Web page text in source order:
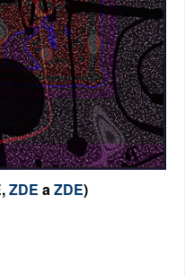
,ZDE a ZDE)